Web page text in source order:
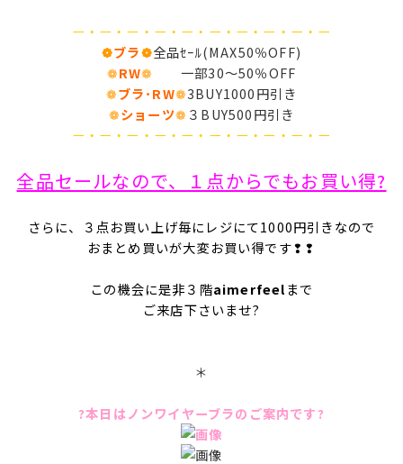
ー・ー・ー・ー・ー・ー・ー・ー・ー・ー
❁ブラ❁全品ｾｰﾙ(MAX50％OFF)
❁RW❁
一部30～50％OFF
❁ブラ･RW❁3BUY1000円引き
❁ショーツ❁ ３BUY500円引き
ー・ー・ー・ー・ー・ー・ー・ー・ー・ー
全品セールなので、１点からでもお買い得?
さらに、３点お買い上げ毎にレジにて1000円引きなので
おまとめ買いが大変お買い得です❢❢
この機会に是非３階aimerfeelまで
ご来店下さいませ?
＊
?本日はノンワイヤーブラのご案内です?